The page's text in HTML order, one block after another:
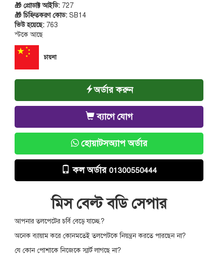
🎁 প্রোডাক্ট আইডি: 727
🎁 চিহ্নিতকরণ কোড: SB14
ভিউ হয়েছে: 763
স্টকে আছে
চায়না
অর্ডার করুন
ব্যাগে যোগ
হোয়াটসঅ্যাপ অর্ডার
কল অর্ডার 01300550444
মিস বেল্ট বডি সেপার
আপনার তলপেটের চর্বি বেড়ে যাচ্ছে.?
অনেক ব্যায়াম করে কোনমতেই তলপেটকে নিয়ন্ত্রন করতে পারছেন না?
যে কোন পোশাকে নিজেকে স্মার্ট লাগছে না?